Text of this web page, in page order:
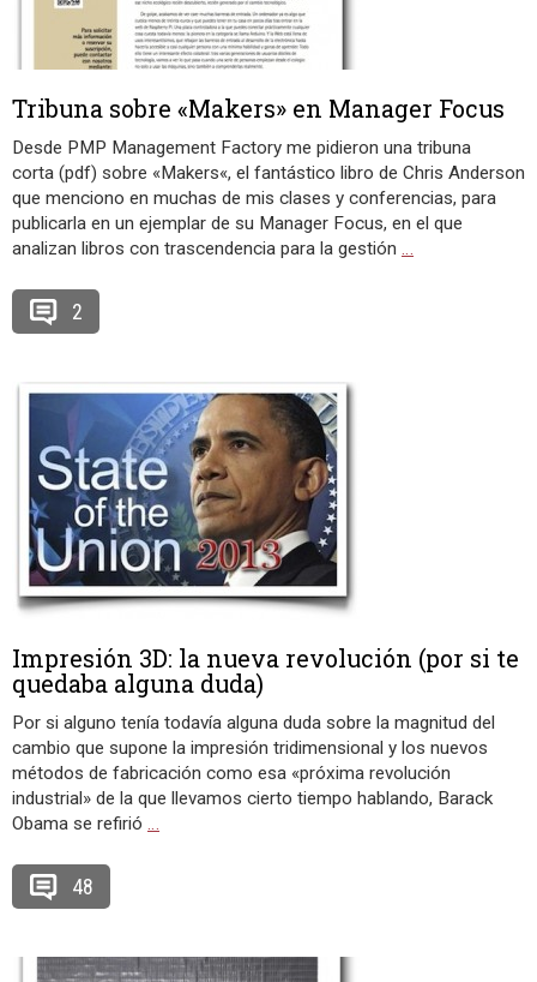
Tribuna sobre «Makers» en Manager Focus
Desde PMP Management Factory me pidieron una tribuna
corta (pdf) sobre «Makers«, el fantástico libro de Chris Anderson
que menciono en muchas de mis clases y conferencias, para
publicarla en un ejemplar de su Manager Focus, en el que
analizan libros con trascendencia para la gestión …
2
Impresión 3D: la nueva revolución (por si te
quedaba alguna duda)
Por si alguno tenía todavía alguna duda sobre la magnitud del
cambio que supone la impresión tridimensional y los nuevos
métodos de fabricación como esa «próxima revolución
industrial» de la que llevamos cierto tiempo hablando, Barack
Obama se refirió …
48